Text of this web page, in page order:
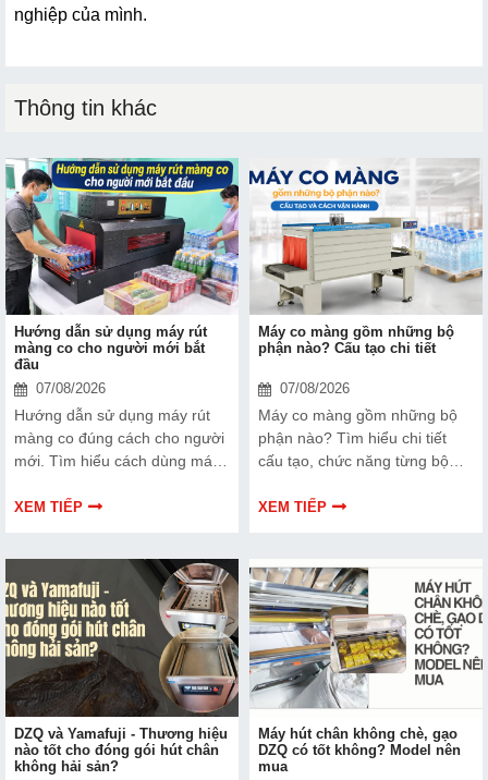
nghiệp của mình.
Thông tin khác
Hướng dẫn sử dụng máy rút
màng co cho người mới bắt
đầu
07/08/2026
Hướng dẫn sử dụng máy rút
màng co đúng cách cho người
mới. Tìm hiểu cách dùng máy
lưu ý an toàn và hạn chế lỗi khi
XEM TIẾP
Máy co màng gồm những bộ
phận nào? Cấu tạo chi tiết
07/08/2026
Máy co màng gồm những bộ
phận nào? Tìm hiểu chi tiết
cấu tạo, chức năng từng bộ
màng đúng kỹ thuật để đạt
XEM TIẾP
DZQ và Yamafuji - Thương hiệu
nào tốt cho đóng gói hút chân
không hải sản?
Máy hút chân không chè, gạo
DZQ có tốt không? Model nên
mua